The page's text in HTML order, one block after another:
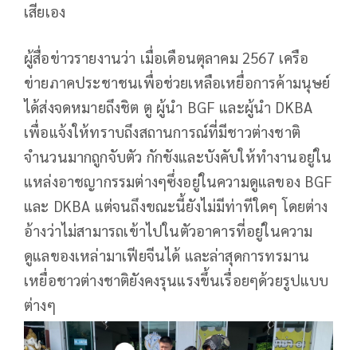
เสียเอง
ผู้สื่อข่าวรายงานว่า เมื่อเดือนตุลาคม 2567 เครือ
ข่ายภาคประชาชนเพื่อช่วยเหลือเหยื่อการค้ามนุษย์
ได้ส่งจดหมายถึงชิต ตู ผู้นำ BGF และผู้นำ DKBA
เพื่อแจ้งให้ทราบถึงสถานการณ์ที่มีชาวต่างชาติ
จำนวนมากถูกจับตัว กักขังและบังคับให้ทำงานอยู่ใน
แหล่งอาชญากรรมต่างๆซึ่งอยู่ในความดูแลของ BGF
และ DKBA แต่จนถึงขณะนี้ยังไม่มีท่าทีใดๆ โดยต่าง
อ้างว่าไม่สามารถเข้าไปในตัวอาคารที่อยู่ในความ
ดูแลของเหล่ามาเฟียจีนได้ และล่าสุดการทรมาน
เหยื่อชาวต่างชาติยังคงรุนแรงขึ้นเรื่อยๆด้วยรูปแบบ
ต่างๆ